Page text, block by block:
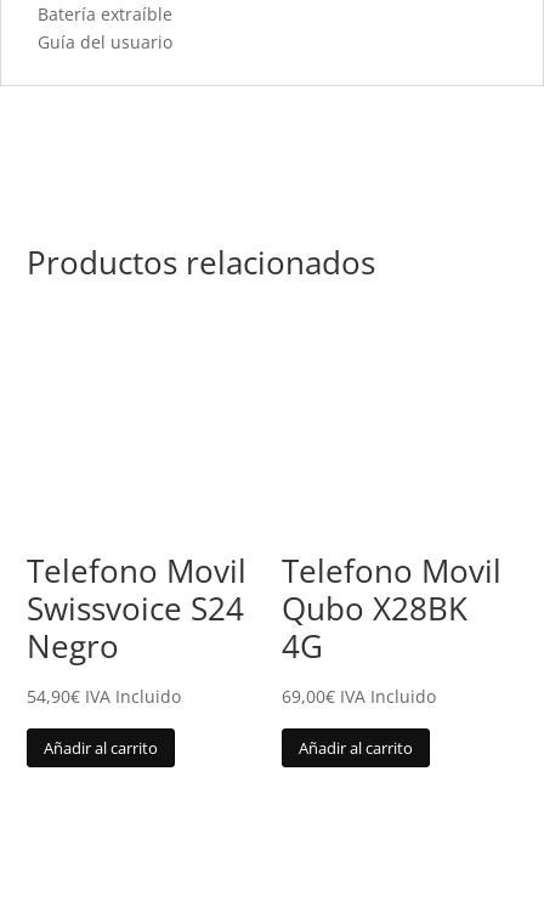
Batería extraíble
Guía del usuario
Productos relacionados
Telefono Movil
Swissvoice S24
Negro
54,90€ IVA Incluido
Añadir al carrito
Telefono Movil
Qubo X28BK
4G
69,00€ IVA Incluido
Añadir al carrito